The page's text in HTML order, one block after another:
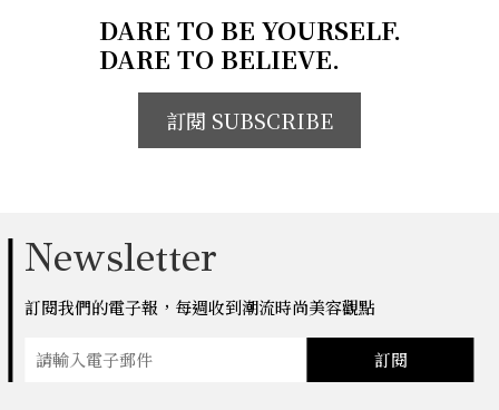
DARE TO BE YOURSELF.
DARE TO BELIEVE.
訂閱 SUBSCRIBE
Newsletter
訂閱我們的電子報，每週收到潮流時尚美容觀點
訂閱